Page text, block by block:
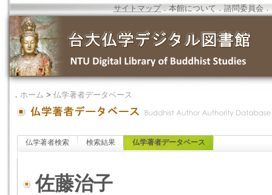
サイトマップ．本館について ．諮問委員会 ．
． ホーム > 仏学著者データベース
仏学著者検索 検索結果 仏学著者データベース
佐藤治子